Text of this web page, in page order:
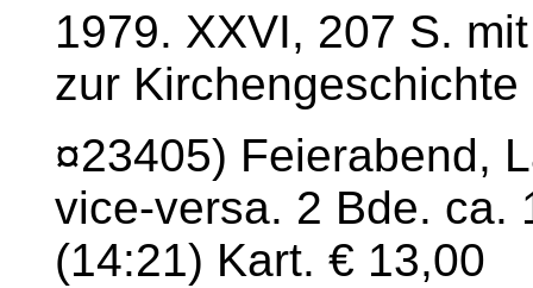
1979. XXVI, 207 S.
zur Kirchengeschichte
¤23405) Feierabend,
vice-versa. 2 Bde. ca.
(14:21) Kart. € 13,00